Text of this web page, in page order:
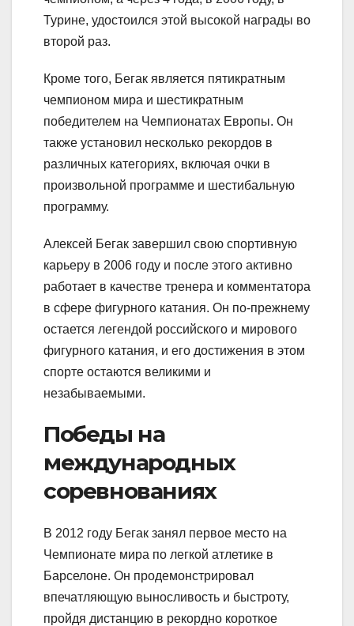
Турине, удостоился этой высокой награды во
второй раз.
Кроме того, Бегак является пятикратным
чемпионом мира и шестикратным
победителем на Чемпионатах Европы. Он
также установил несколько рекордов в
различных категориях, включая очки в
произвольной программе и шестибальную
программу.
Алексей Бегак завершил свою спортивную
карьеру в 2006 году и после этого активно
работает в качестве тренера и комментатора
в сфере фигурного катания. Он по-прежнему
остается легендой российского и мирового
фигурного катания, и его достижения в этом
спорте остаются великими и
незабываемыми.
Победы на
международных
соревнованиях
В 2012 году Бегак занял первое место на
Чемпионате мира по легкой атлетике в
Барселоне. Он продемонстрировал
впечатляющую выносливость и быстроту,
пройдя дистанцию в рекордно короткое